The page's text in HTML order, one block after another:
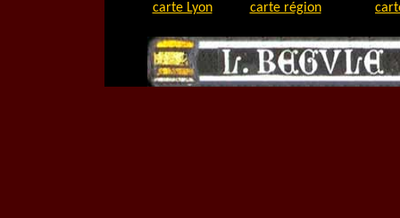
carte Lyon carte région